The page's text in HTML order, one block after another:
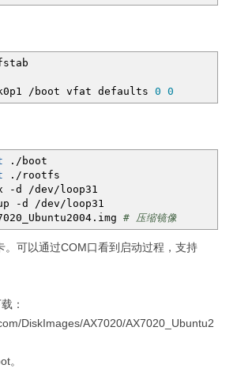
/ boot vfat defaults 0 0
. / boot
. / rootfs
-d /dev /loop31
-d /dev /loop31
# 压缩镜像
。可以通过COM口看到启动过程，支持
：
DiskImages/AX7020/AX7020_Ubuntu2
。